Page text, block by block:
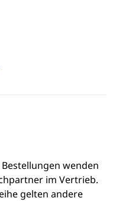
wenden
im Vertrieb.
gelten andere